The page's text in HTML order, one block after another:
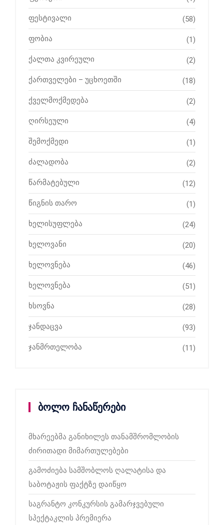
ფესტივალი (58)
ფობია (1)
ქალთა კვირეული (2)
ქართველები – უცხოეთში (18)
ქველმოქმედება (2)
ღირსეული (4)
შემოქმედი (1)
ძალადობა (2)
წარმატებული (12)
წიგნის თარო (1)
ხელისუფლება (24)
ხელოვანი (20)
ხელოვნება (46)
ხელოვნება (51)
ხსოვნა (28)
ჯანდაცვა (93)
ჯანმრთელობა (11)
ბოლო ჩანაწერები
მხარეებმა განიხილეს თანამშრომლობის
ძირითადი მიმართულებები
გამოძიება სამშობლოს ღალატისა და
საბოტაჟის ფაქტზე დაიწყო
საგრანტო კონკურსის გამარჯვებული
სპექტაკლის პრემიერა